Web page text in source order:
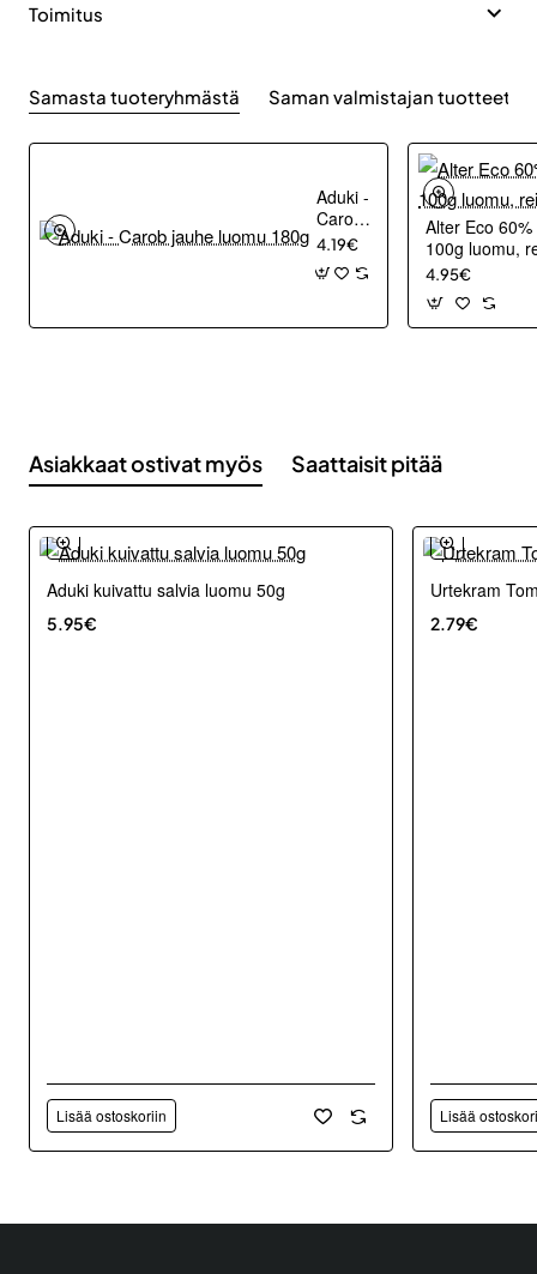
Toimitus
Samasta tuoteryhmästä Saman valmistajan tuotteet
Aduki -
Carob
jauhe
luomu
180g
4.19€
Alter Eco
100g luomu,
4.95€
Asiakkaat ostivat myös Saattaisit pitää
Aduki kuivattu salvia luomu 50g
5.95€
Lisää ostoskoriin
Urtekram
2.79€
Lisää